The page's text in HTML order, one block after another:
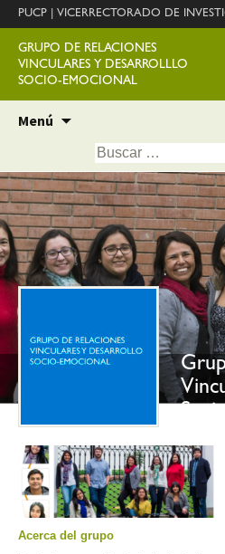
PUCP VICERRECTORADO DE
GRUPO DE RELACIONES
VINCULARES Y DESARROLLLO
SOCIO-EMOCIONAL
Menú
contenido
Buscar:
Acerca del grupo